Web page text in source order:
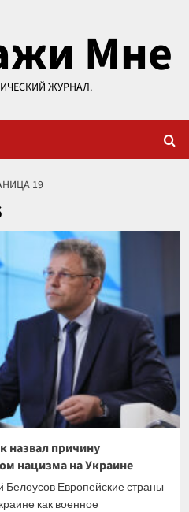
Мне
ЖУРНАЛ.
19
причину
нацизма на Украине
Европейские страны
как военное